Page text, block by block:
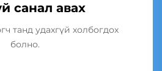
санал авах
танд удахгүй холбогдох
болно.